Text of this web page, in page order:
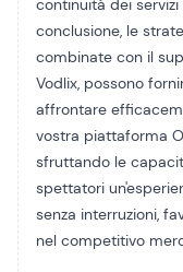
continuità dei
conclusione, le
combinate con il
Vodlix, possono
affrontare
vostra piattaforma
sfruttando le
spettatori
senza interruzioni,
nel competitivo